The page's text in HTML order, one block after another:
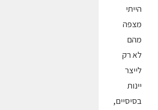
הייתי
מצפה
מהם
לא רק
לייצר
יינות
בסיסיים,